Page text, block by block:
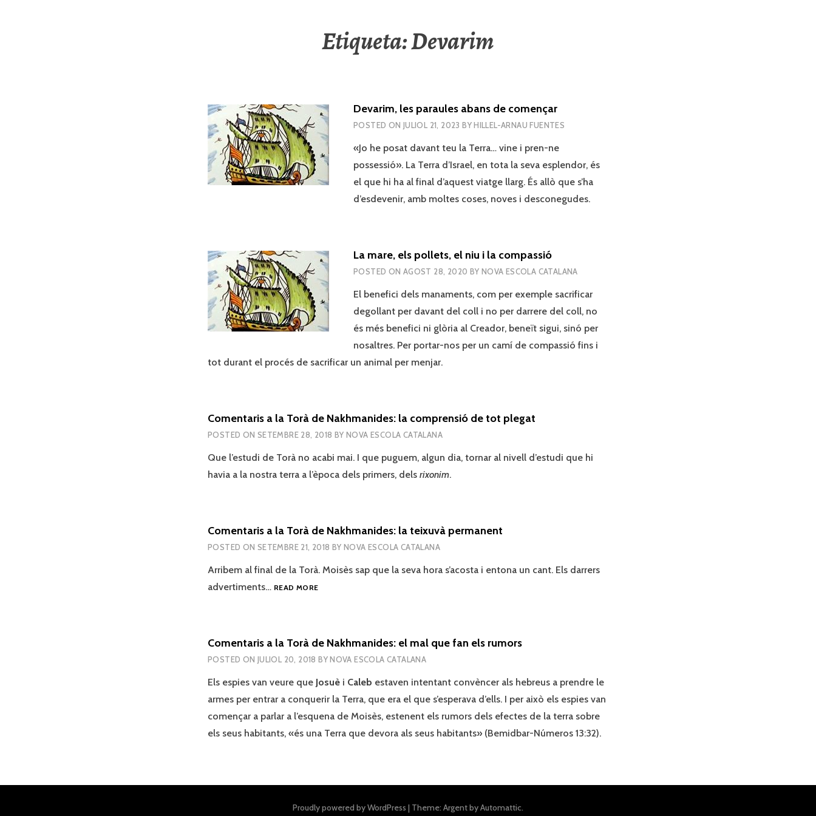
Etiqueta:Devarim
Devarim, les paraules abans de començar
POSTED ON JULIOL 21, 2023 BYHILLEL-ARNAU FUENTES
«Jo he posat davant teu la Terra… vine i pren-ne
possessió». La Terra d’Israel, en tota la seva esplendor, és
el que hi ha al final d’aquest viatge llarg. És allò que s’ha
d’esdevenir, amb moltes coses, noves i desconegudes.
La mare, els pollets, el niu i la compassió
POSTED ON AGOST 28, 2020 BY NOVA ESCOLA CATALANA
El benefici dels manaments, com per exemple sacrificar
degollant per davant del coll i no per darrere del coll, no
és més benefici ni glòria al Creador, beneït sigui, sinó per
nosaltres. Per portar-nos per un camí de compassió fins i
tot durant el procés de sacrificar un animal per menjar.
Comentaris a la Torà de Nakhmanides: la comprensió de tot plegat
POSTED ON SETEMBRE 28, 2018 BYNOVA ESCOLA CATALANA
Que l’estudi de Torà no acabi mai. I que puguem, algun dia, tornar al nivell d’estudi que hi
havia a la nostra terra a l’època dels primers, dels rixonim.
Comentaris a la Torà de Nakhmanides: la teixuvà permanent
POSTED ON SETEMBRE 21, 2018 BYNOVA ESCOLA CATALANA
Arribem al final de la Torà. Moisès sap que la seva hora s’acosta i entona un cant. Els darrers
advertiments… READ MORECOMENTARIS
NAKHMANIDES:
LA
PERMANENT
Comentaris a la Torà de Nakhmanides: el mal que fan els rumors
POSTED ON JULIOL 20, 2018 BYNOVA ESCOLA CATALANA
Els espies van veure que Josuè i Caleb estaven intentant convèncer als hebreus a prendre le
armes per entrar a conquerir la Terra, que era el que s’esperava d’ells. I per això els espies van
començar a parlar a l’esquena de Moisès, estenent els rumors dels efectes de la terra sobre
els seus habitants, «és una Terra que devora als seus habitants» (Bemidbar-Números 13:32).
Proudly powered by WordPress | Theme: Argent byAutomattic.